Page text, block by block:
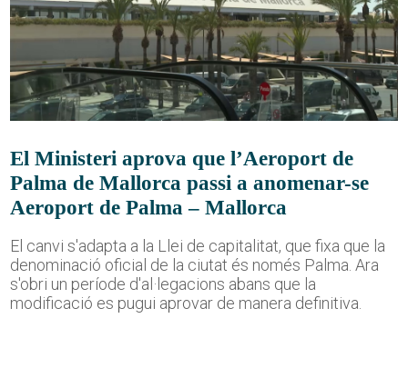
El Ministeri aprova que l’Aeroport de
Palma de Mallorca passi a anomenar-se
Aeroport de Palma – Mallorca
El canvi s'adapta a la Llei de capitalitat, que fixa que la
denominació oficial de la ciutat és només Palma. Ara
s'obri un període d'al·legacions abans que la
modificació es pugui aprovar de manera definitiva.